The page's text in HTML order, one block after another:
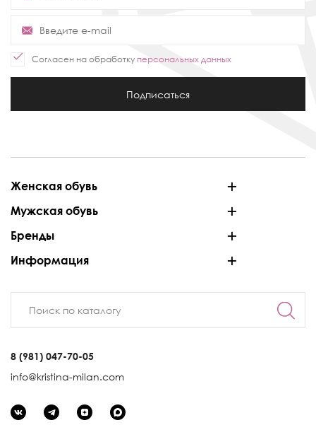
Согласен на обработку персональных данных
Подписаться
Женская обувь
Мужская обувь
Бренды
Информация
8 (981) 047-70-05
info@kristina-milan.com